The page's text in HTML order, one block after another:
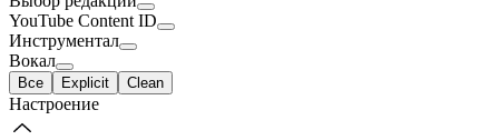
YouTube Content ID
Инструментал
Вокал
Все Explicit Clean
Настроение